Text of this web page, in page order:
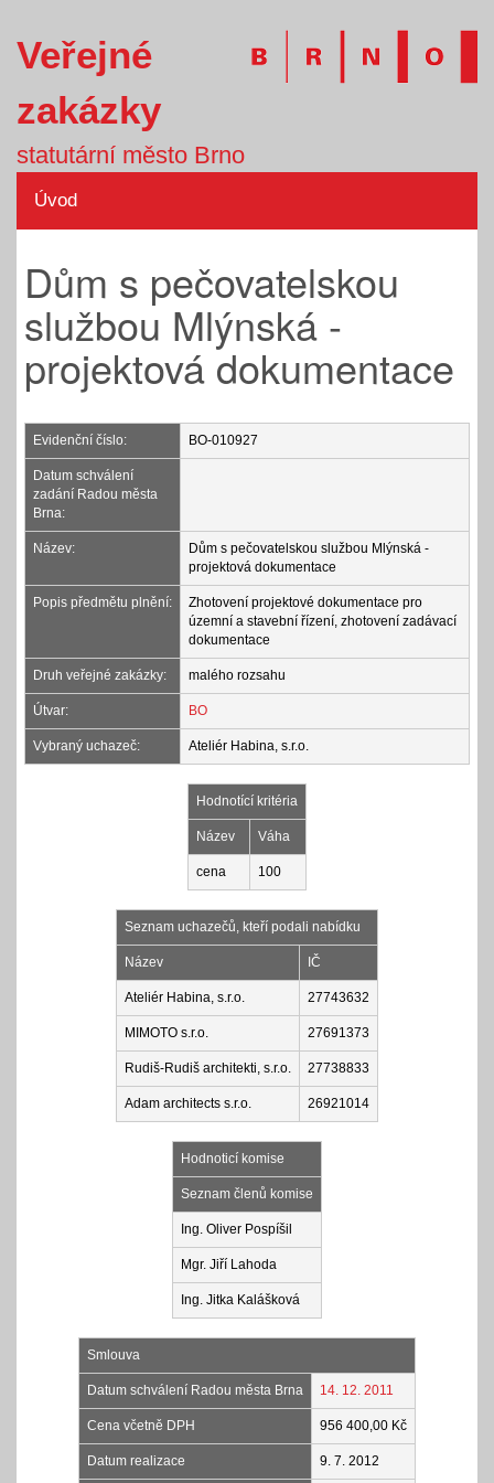
Veřejné
zakázky
statutární město Brno
Úvod
Dům s pečovatelskou
službou Mlýnská -
projektová dokumentace
Evidenční číslo: BO-010927
Datum schválení
zadání Radou města
Brna:
Název:
Dům s pečovatelskou službou Mlýnská -
projektová dokumentace
Popis předmětu plnění:
Zhotovení projektové dokumentace pro
územní a stavební řízení, zhotovení zadávací
dokumentace
Druh veřejné zakázky: malého rozsahu
Útvar: BO
Vybraný uchazeč: Ateliér Habina, s.r.o.
Hodnotící kritéria
Název Váha
cena 100
Seznam uchazečů, kteří podali nabídku
Název IČ
Ateliér Habina, s.r.o. 27743632
MIMOTO s.r.o. 27691373
Rudiš-Rudiš architekti, s.r.o. 27738833
Adam architects s.r.o. 26921014
Hodnoticí komise
Seznam členů komise
Ing. Oliver Pospíšil
Mgr. Jiří Lahoda
Ing. Jitka Kalášková
Smlouva
Datum schválení Radou města Brna 14. 12. 2011
Cena včetně DPH 956 400,00 Kč
Datum realizace 9. 7. 2012